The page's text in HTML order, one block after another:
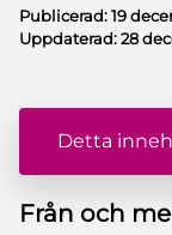
Publicerad:19
Uppdaterad:28
Detta
Från och